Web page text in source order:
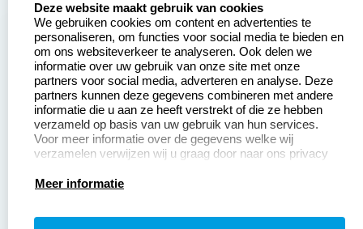
Aanvraag op maat
Betaling &
Verzending
Wederverkoper
worden
Contact opnemen
Veel gestelde vragen
Retourneren
Herroepingsrecht
Productinformatie:
Instructiepagina
Deze website maakt gebruik van cookies
We gebruiken cookies om content en advertenties te
personaliseren, om functies voor social media te bieden en
om ons websiteverkeer te analyseren. Ook delen we
informatie over uw gebruik van onze site met onze
partners voor social media, adverteren en analyse. Deze
partners kunnen deze gegevens combineren met andere
informatie die u aan ze heeft verstrekt of die ze hebben
verzameld op basis van uw gebruik van hun services.
Voor meer informatie over de gegevens welke wij
verzamelen verwijzen wij u graag door naar ons privacy
Meer informatie